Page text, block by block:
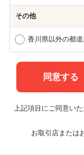
その他
香川県以外の都
上記項目にご同意い
お取引店または